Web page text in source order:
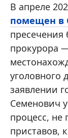
В апреле
помещен в
пресечения
прокурора
уголовного
заявлении
Семенович
процесс, не
приставов,